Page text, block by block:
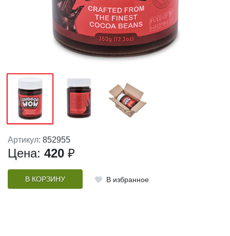
Артикул: 852955
Цена: 420 ₽
В КОРЗИНУ В избранное